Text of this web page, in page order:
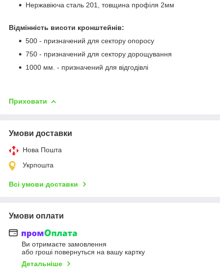
Нержавіюча сталь 201, товщина профіля 2мм
Відмінність висоти кронштейнів:
500 - призначений для сектору опоросу
750 - призначений для сектору дорощування
1000 мм. - призначений для відгодівлі
Приховати
Умови доставки
Нова Пошта
Укрпошта
Всі умови доставки
Умови оплати
Ви отримаєте замовлення
або гроші повернуться на вашу картку
Детальніше